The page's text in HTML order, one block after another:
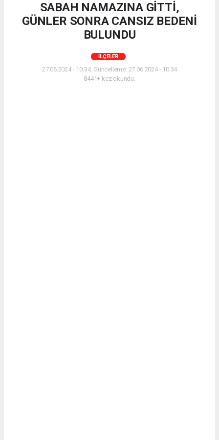
SABAH NAMAZINA GİTTİ,
GÜNLER SONRA CANSIZ BEDENİ
BULUNDU
İLÇELER
27.06.2024 - 10:34, Güncelleme: 27.06.2024 - 10:34
8441+ kez okundu.